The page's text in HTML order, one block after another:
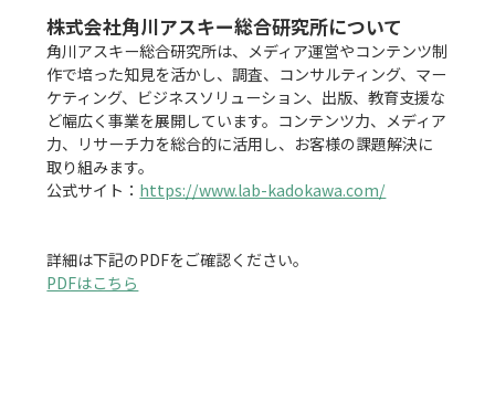
株式会社角川アスキー総合研究所について
角川アスキー総合研究所は、メディア運営やコンテンツ制
作で培った知見を活かし、調査、コンサルティング、マー
ケティング、ビジネスソリューション、出版、教育支援な
ど幅広く事業を展開しています。コンテンツ力、メディア
力、リサーチ力を総合的に活用し、お客様の課題解決に
取り組みます。
公式サイト： https://www.lab-kadokawa.com/
PDFはこちら